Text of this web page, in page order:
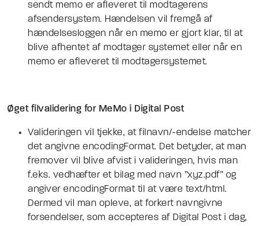
sendt memo er afleveret til modtagerens
afsendersystem. Hændelsen vil fremgå af
hændelsesloggen når en memo er gjort klar, til at
blive afhentet af modtager systemet eller når en
memo er afleveret til modtagersystemet.
Øget filvalidering for MeMo i Digital Post
Valideringen vil tjekke, at filnavn/-endelse matcher
det angivne encodingFormat. Det betyder, at man
fremover vil blive afvist i valideringen, hvis man
f.eks. vedhæfter et bilag med navn ”xyz.pdf” og
angiver encodingFormat til at være text/html.
Dermed vil man opleve, at forkert navngivne
forsendelser, som accepteres af Digital Post i dag,